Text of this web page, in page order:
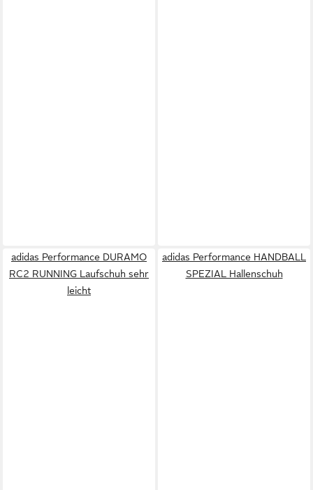
adidas Performance DURAMO
RC2 RUNNING Laufschuh sehr
leicht
adidas Performance HANDBALL
SPEZIAL Hallenschuh